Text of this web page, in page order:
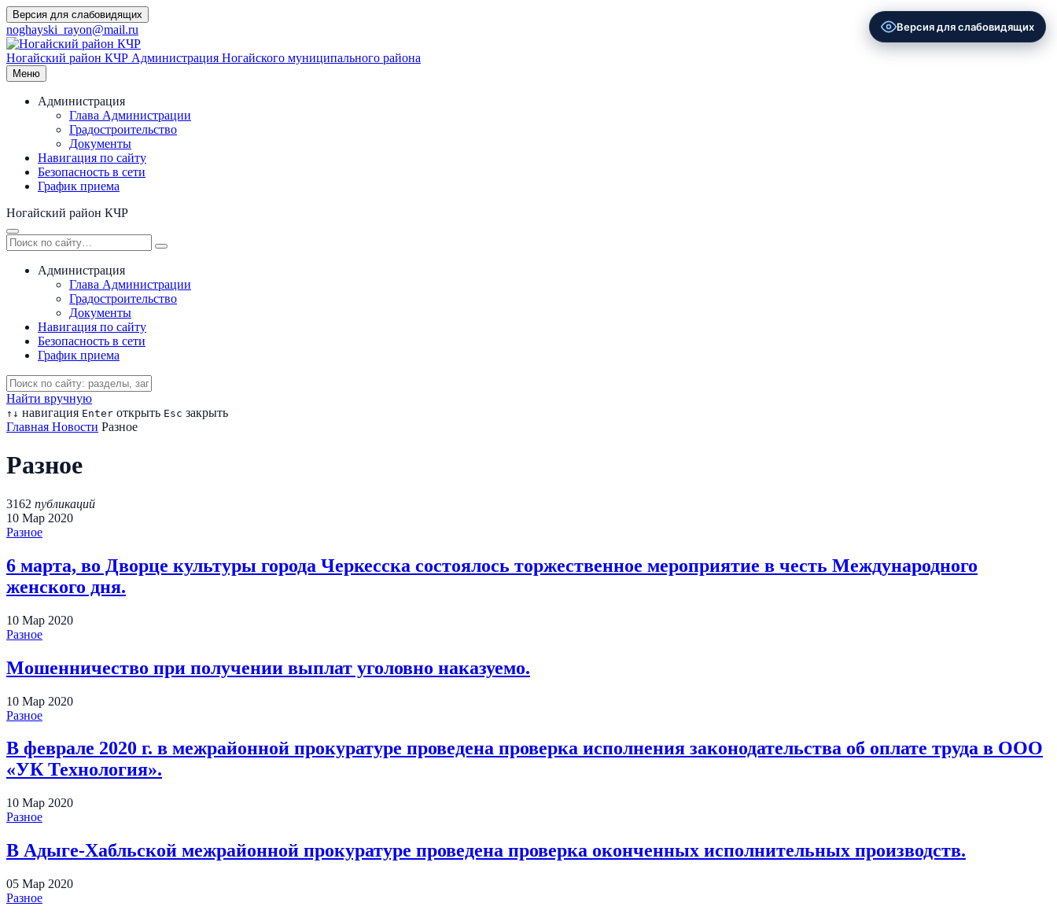
Перейти
к
содержимому
Версия для слабовидящих
noghayski_rayon@mail.ru
Ногайский район КЧР Администрация Ногайского муниципального района
Меню
Администрация
Глава Администрации
Градостроительство
Документы
Навигация по сайту
Безопасность в сети
График приема
Ногайский район КЧР
Администрация
Глава Администрации
Градостроительство
Документы
Навигация по сайту
Безопасность в сети
График приема
Найти вручную
↑ ↓ навигация Enter открыть Esc закрыть
Главная Новости Разное
Разное
3162 публикаций
10 Мар 2020
Разное
6 марта, во Дворце культуры города Черкесска состоялось торжественное мероприятие в честь Международного
женского дня.
10 Мар 2020
Разное
Мошенничество при получении выплат уголовно наказуемо.
10 Мар 2020
Разное
В феврале 2020 г. в межрайонной прокуратуре проведена проверка исполнения законодательства об оплате труда в ООО
«УК Технология».
10 Мар 2020
Разное
В Адыге-Хабльской межрайонной прокуратуре проведена проверка оконченных исполнительных производств.
05 Мар 2020
Разное
Версия для слабовидящих